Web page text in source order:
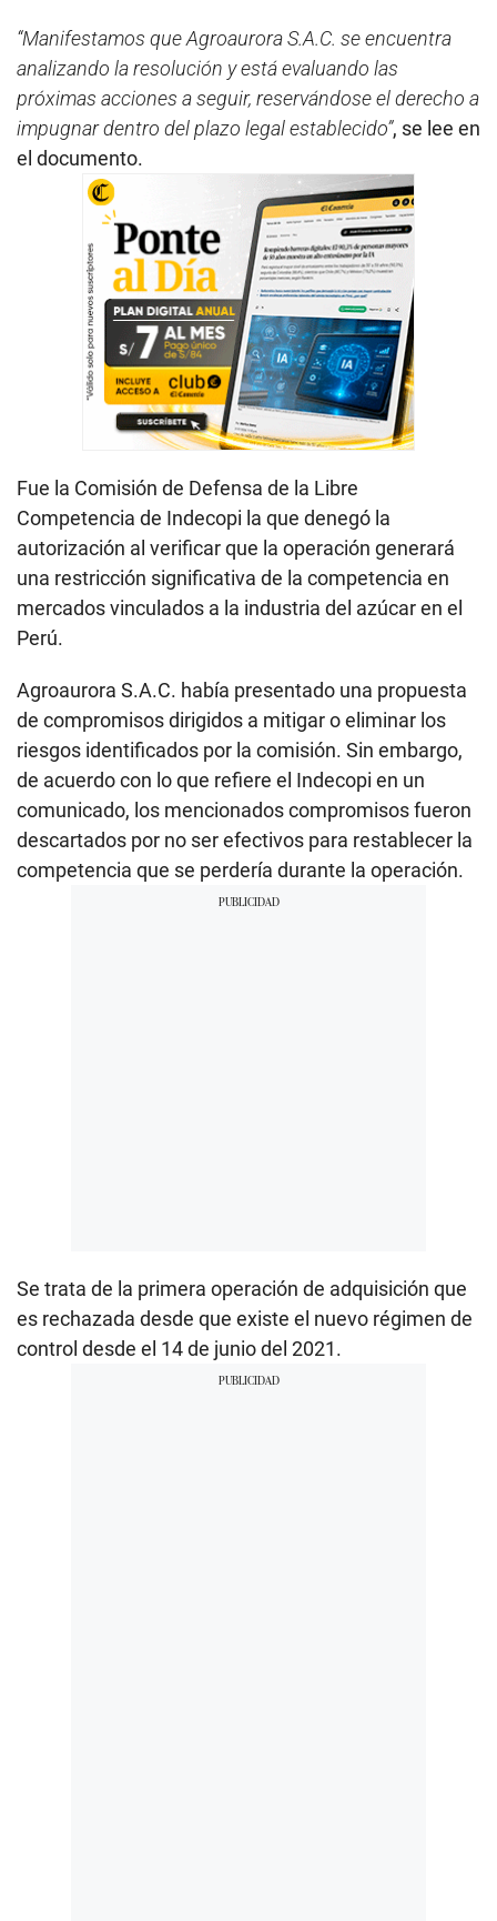
“Manifestamos que Agroaurora S.A.C. se encuentra
analizando la resolución y está evaluando las
próximas acciones a seguir, reservándose el derecho a
impugnar dentro del plazo legal establecido”, se lee en
el documento.
Fue la Comisión de Defensa de la Libre
Competencia de Indecopi la que denegó la
autorización al verificar que la operación generará
una restricción significativa de la competencia en
mercados vinculados a la industria del azúcar en el
Perú.
Agroaurora S.A.C. había presentado una propuesta
de compromisos dirigidos a mitigar o eliminar los
riesgos identificados por la comisión. Sin embargo,
de acuerdo con lo que refiere el Indecopi en un
comunicado, los mencionados compromisos fueron
descartados por no ser efectivos para restablecer la
competencia que se perdería durante la operación.
Se trata de la primera operación de adquisición que
es rechazada desde que existe el nuevo régimen de
control desde el 14 de junio del 2021.